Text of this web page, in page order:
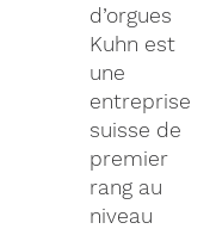
d’orgues
Kuhn est
une
entreprise
suisse de
premier
rang au
niveau